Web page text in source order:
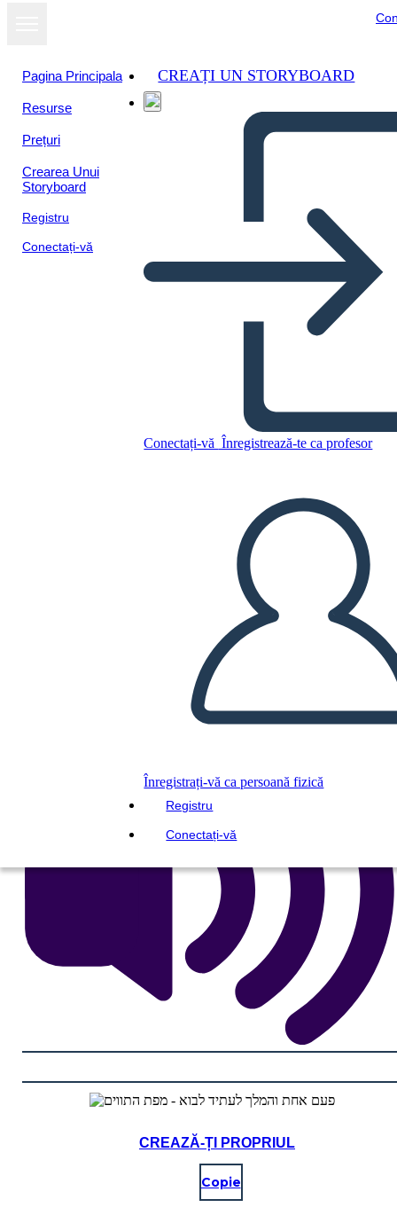
Pagina Principala
Resurse
Prețuri
Crearea Unui
Storyboard
Registru
Conectați-vă
CREAȚI UN STORYBOARD
Conectați-vă Înregistrează-te ca profesor
Înregistrați-vă ca persoană fizică
Registru
Conectați-vă
מפת התווים
Copiați acest Storyboard
CREAȚI UN STORYBOARD
REDAȚI PREZENTAREA DE DIAPOZITIVE
CITESTE-MI
CREAZĂ-ȚI PROPRIUL
Copie